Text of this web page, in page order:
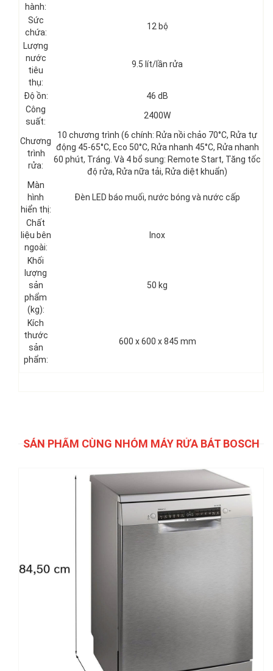
hành:
Sức
chứa:
12 bộ
Lượng
nước
tiêu
thụ:
9.5 lít/lần rửa
Độ ồn:
46 dB
Công
suất:
2400W
Chương
trình
rửa:
10 chương trình (6 chính: Rửa nồi chảo 70°C, Rửa tự
động 45-65°C, Eco 50°C, Rửa nhanh 45°C, Rửa nhanh
60 phút, Tráng. Và 4 bổ sung: Remote Start, Tăng tốc
độ rửa, Rửa nữa tải, Rửa diệt khuẩn)
Màn
hình
hiển thị:
Đèn LED báo muối, nước bóng và nước cấp
Chất
liệu bên
ngoài:
Inox
Khối
lượng
sản
phẩm
(kg):
50 kg
Kích
thước
sản
phẩm:
600 x 600 x 845 mm
SẢN PHẨM CÙNG NHÓM MÁY RỬA BÁT BOSCH